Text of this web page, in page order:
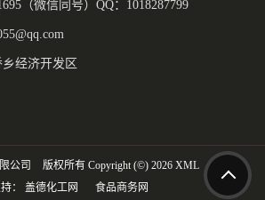
（微信同号）QQ：1018287799
经济开发区
公司 版权所有 Copyright (©) 2026 XML
： 盖德化工网 食品商务网